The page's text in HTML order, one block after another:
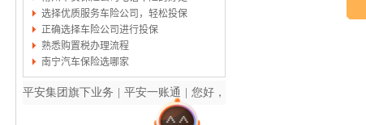
选择优质服务车险公司，轻松投保
正确选择车险公司进行投保
熟悉购置税办理流程
南宁汽车保险选哪家